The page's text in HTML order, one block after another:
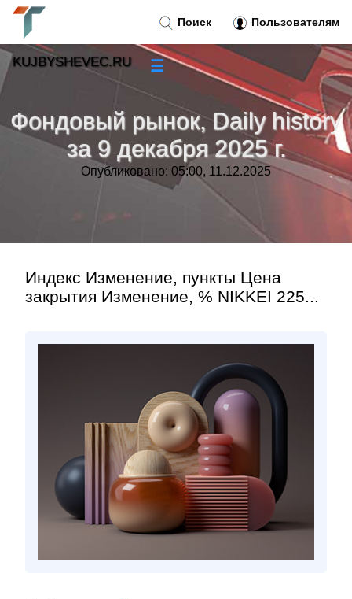
Фондовый рынок, Daily history
за 9 декабря 2025 г.
Опубликовано: 05:00, 11.12.2025
Индекс Изменение, пункты Цена
закрытия Изменение, % NIKKEI 225...
Поиск Пользователям
KUJBYSHEVEC.RU ☰
»
Тренды новостей »
»
Контакт»